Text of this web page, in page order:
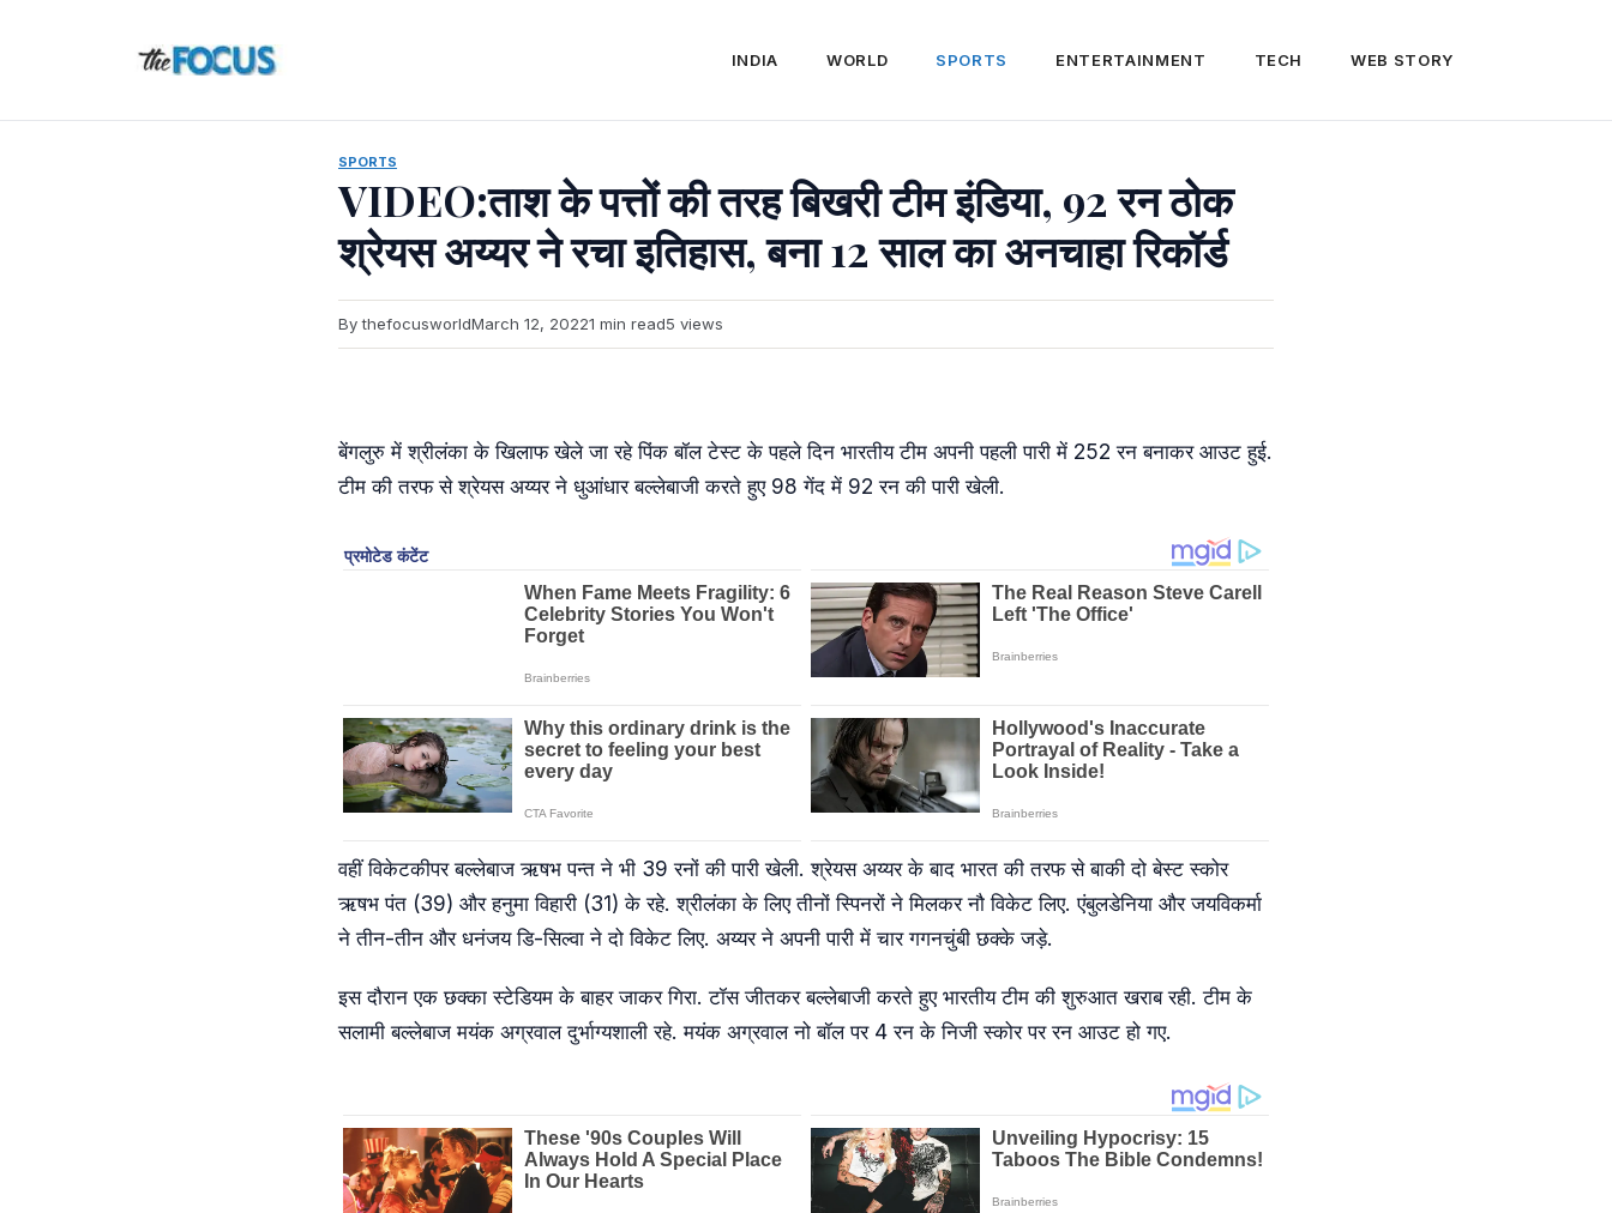
INDIA WORLD SPORTS ENTERTAINMENT TECH WEB STORY
SPORTS
VIDEO:ताश के पत्तों की तरह बिखरी टीम इंडिया, 92 रन ठोक
श्रेयस अय्यर ने रचा इतिहास, बना 12 साल का अनचाहा रिकॉर्ड
By thefocusworldMarch 12, 20221 min read5 views
बेंगलुरु में श्रीलंका के खिलाफ खेले जा रहे पिंक बॉल टेस्ट के पहले दिन भारतीय टीम अपनी पहली पारी में 252 रन बनाकर आउट हुई.
टीम की तरफ से श्रेयस अय्यर ने धुआंधार बल्लेबाजी करते हुए 98 गेंद में 92 रन की पारी खेली.
वहीं विकेटकीपर बल्लेबाज ऋषभ पन्त ने भी 39 रनों की पारी खेली. श्रेयस अय्यर के बाद भारत की तरफ से बाकी दो बेस्ट स्कोर
ऋषभ पंत (39) और हनुमा विहारी (31) के रहे. श्रीलंका के लिए तीनों स्पिनरों ने मिलकर नौ विकेट लिए. एंबुलडेनिया और जयविकर्मा
ने तीन-तीन और धनंजय डि-सिल्वा ने दो विकेट लिए. अय्यर ने अपनी पारी में चार गगनचुंबी छक्के जड़े.
इस दौरान एक छक्का स्टेडियम के बाहर जाकर गिरा. टॉस जीतकर बल्लेबाजी करते हुए भारतीय टीम की शुरुआत खराब रही. टीम के
सलामी बल्लेबाज मयंक अग्रवाल दुर्भाग्यशाली रहे. मयंक अग्रवाल नो बॉल पर 4 रन के निजी स्कोर पर रन आउट हो गए.